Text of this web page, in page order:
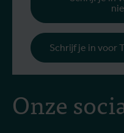
Onze
Schrijf je in voor